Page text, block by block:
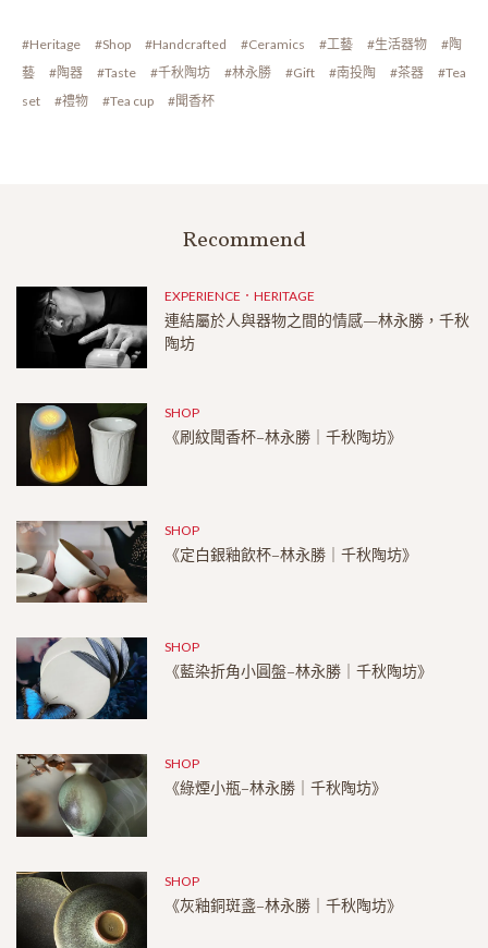
#Heritage #Shop #Handcrafted #Ceramics #工藝 #生活器物
#陶
藝
#陶器 #Taste #千秋陶坊 #林永勝 #Gift #南投陶 #茶器
#Tea
set
#禮物 #Tea cup #聞香杯
Recommend
EXPERIENCE．HERITAGE
連結屬於人與器物之間的情感—林永勝，千秋
陶坊
SHOP
《刷紋聞香杯–林永勝｜千秋陶坊》
SHOP
《定白銀釉飲杯–林永勝｜千秋陶坊》
SHOP
《藍染折角小圓盤–林永勝｜千秋陶坊》
SHOP
《綠煙小瓶–林永勝｜千秋陶坊》
SHOP
《灰釉銅斑盞–林永勝｜千秋陶坊》